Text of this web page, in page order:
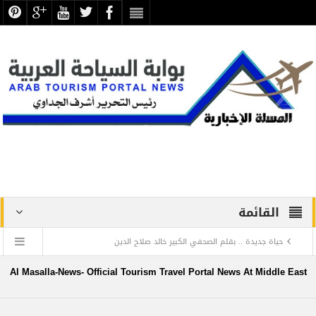
القائمة
حياة جديدة .. بقلم الصحفي الكبير خالد صلاح الدين
دراسة علمية ترصد الاكتشافات الأثرية والتطوير بجبانة الشاطبي
Al Masalla-News- Official Tourism Travel Portal News At Middle East